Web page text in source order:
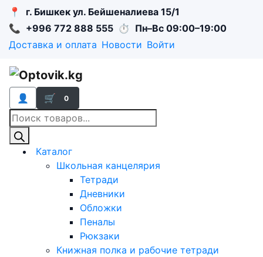
📍
г. Бишкек ул. Бейшеналиева 15/1
📞 +996 772 888 555 ⏱ Пн–Вс 09:00–19:00
Доставка и оплата Новости Войти
👤 🛒 0
Поиск
товаров
Каталог
Школьная канцелярия
Тетради
Дневники
Обложки
Пеналы
Рюкзаки
Книжная полка и рабочие тетради